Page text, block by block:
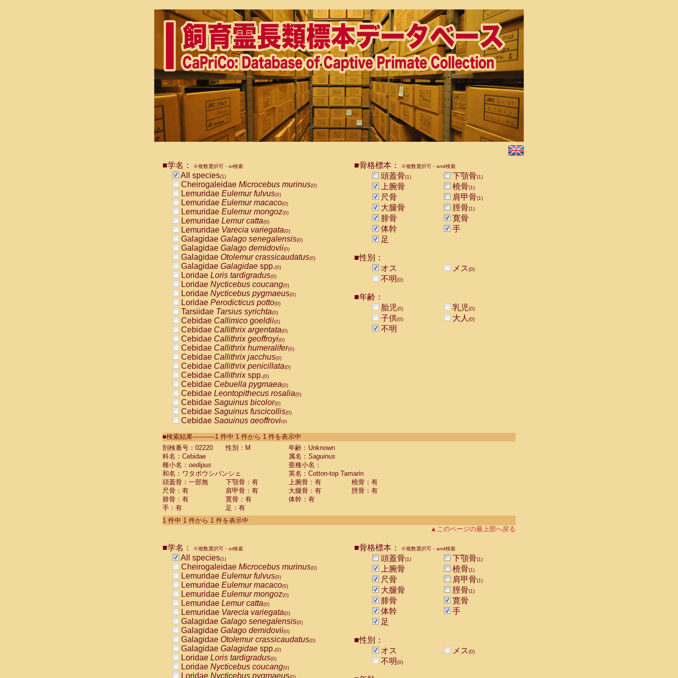
■学名： ※複数選択可・or検索
All species(1)
Cheirogaleidae Microcebus murinus(0)
Lemuridae Eulemur fulvus(0)
Lemuridae Eulemur macaco(0)
Lemuridae Eulemur mongoz(0)
Lemuridae Lemur catta(0)
Lemuridae Varecia variegata(0)
Galagidae Galago senegalensis(0)
Galagidae Galago demidovii(0)
Galagidae Otolemur crassicaudatus(0)
Galagidae Galagidae spp.(0)
Loridae Loris tardigradus(0)
Loridae Nycticebus coucang(0)
Loridae Nycticebus pygmaeus(0)
Loridae Perodicticus potto(0)
Tarsiidae Tarsius syrichta(0)
Cebidae Callimico goeldii(0)
Cebidae Callithrix argentata(0)
Cebidae Callithrix geoffroyi(0)
Cebidae Callithrix humeralifer(0)
Cebidae Callithrix jacchus(0)
Cebidae Callithrix penicillata(0)
Cebidae Callithrixspp.(0)
Cebidae Cebuella pygmaea(0)
Cebidae Leontopithecus rosalia(0)
Cebidae Saguinus bicolor(0)
Cebidae Saguinus fuscicollis(0)
Cebidae Saguinus geoffroyi(0)
CebidaeSaguinus labiatus(0)
Cebidae Saguinus leucopus (0)
Cebidae
Cebidae
CebidaeSaguinus nigricollis (0)
Cebidae Saguinus oedipus
Cebidae Saguinus weddelli
Cebidae Saguinusspp.
Cebidae Aotus trivirgatus
Cebidae Cebus albifrons
CebidaeCebus nigrivittatus
CebidaeCebus
CebidaeSaimiri boliviensis(0)
CebidaeSaimiri sciureus(0)
AtelidaeAlouatta caraya(0)
AtelidaeAlouatta fusca(0)
AtelidaeAlouatta seniculus
AtelidaeAlouattaspp.(0)
AtelidaeAteles belzebuth(0)
AtelidaeAteles geoffroyi(0)
AtelidaeAteles paniscus(0)
AtelidaeAtelesspp.(0)
Atelidae Lagothrix lagothricha
AtelidaeLagothrix lagothricha cana
PitheciidaeCacajao calvus rubicundus
■骨格標本： ※複数選択可・and検索
頭蓋骨(1) 下顎骨(1)
上腕骨 橈骨(1)
尺骨 肩甲骨(1)
大腿骨 脛骨(1)
腓骨
寛骨
体幹
手
足
■性別：
オス
メス(0)
不明(0)
■年齢：
胎児(0) 乳児(0)
子供(0) 大人 (0)
不明
■検索結果-----------1 件中 1 件から 1 件を表示中
剖検番号：02220
性別：M
年齢：Unknown
科名：Cebidae
属名： Saguinus
種小名： oedipus
亜種小名：
和名：ワタボウシパンシェ
英名：Cotton-top Tamarin
頭蓋骨：一部無
下顎骨：有 上腕骨：有
橈骨：有
尺骨：有
肩甲骨：有 大腿骨：有
脛骨：有
腓骨：有
寛骨：有
体幹：有
手：有
足：有
1 件中 1 件から 1 件を表示中
▲このページの最上部へ戻る
■学名： ※複数選択可・or検索
All species(1)
Cheirogaleidae Microcebus murinus(0)
Lemuridae Eulemur fulvus(0)
Lemuridae Eulemur macaco(0)
Lemuridae Eulemur mongoz(0)
Lemuridae Lemur catta(0)
Lemuridae Varecia variegata(0)
Galagidae Galago senegalensis(0)
Galagidae Galago demidovii(0)
Galagidae Otolemur crassicaudatus(0)
Galagidae Galagidae spp.(0)
Loridae Loris tardigradus(0)
Loridae Nycticebus coucang(0)
Loridae Nycticebus pygmaeus(0)
■骨格標本： ※複数選択可・and検索
頭蓋骨(1) 下顎骨(1)
上腕骨 橈骨(1)
尺骨 肩甲骨(1)
大腿骨 脛骨(1)
腓骨
寛骨
体幹
手
足
■性別：
オス
メス(0)
不明(0)